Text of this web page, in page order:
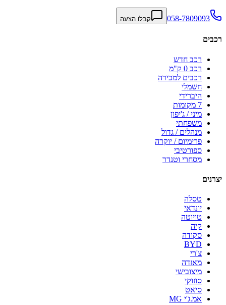
058-7809093 קבלו הצעה
רכבים
רכב חדש
רכב 0 ק"מ
רכבים למכירה
חשמלי
היברידי
7 מקומות
מיני / ג'יפון
משפחתי
מנהלים / גדול
פרימיום / יוקרה
ספורטיבי
מסחרי וטנדר
יצרנים
טסלה
יונדאי
טויוטה
קיה
סקודה
BYD
צ'רי
מאזדה
מיצובישי
סוזוקי
סיאט
אמ.ג'י MG